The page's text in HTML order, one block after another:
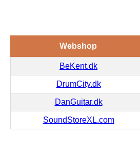
Webshop
BeKent.dk
DrumCity.dk
DanGuitar.dk
SoundStoreXL.com